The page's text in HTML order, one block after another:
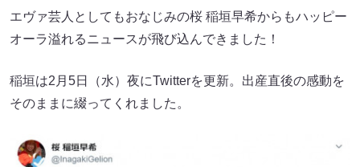
エヴァ芸人としてもおなじみの桜 稲垣早希からもハッピー
オーラ溢れるニュースが飛び込んできました！
稲垣は2月5日（水）夜にTwitterを更新。出産直後の感動を
そのままに綴ってくれました。